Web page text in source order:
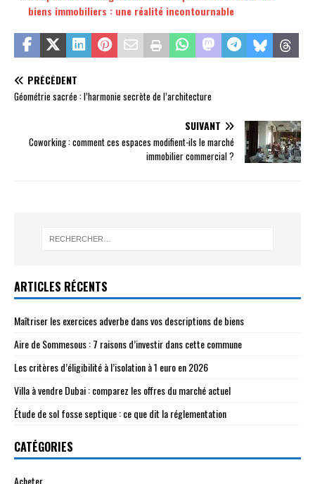
biens immobiliers : une réalité incontournable
PRÉCÉDENT
Géométrie sacrée : l’harmonie secrète de l’architecture
SUIVANT
Coworking : comment ces espaces modifient-ils le marché
immobilier commercial ?
ARTICLES RÉCENTS
Maîtriser les exercices adverbe dans vos descriptions de biens
Aire de Sommesous : 7 raisons d’investir dans cette commune
Les critères d’éligibilité à l’isolation à 1 euro en 2026
Villa à vendre Dubai : comparez les offres du marché actuel
Étude de sol fosse septique : ce que dit la réglementation
CATÉGORIES
Acheter